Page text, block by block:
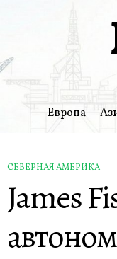
Европа
ОПУБЛИКОВАНО
В
СЕВЕРНАЯ АМЕРИКА
James